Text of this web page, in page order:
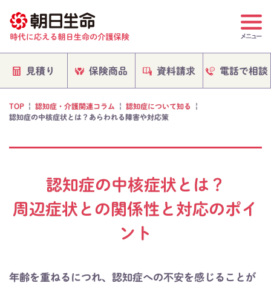
見積り 保険商品 資料請求 電話で相談
TOP | 認知症・介護関連コラム | 認知症について知る |
認知症の中核症状とは？あらわれる障害や対応策
認知症の中核症状とは？
周辺症状との関係性と対応のポイ
ント
年齢を重ねるにつれ、認知症への不安を感じることが